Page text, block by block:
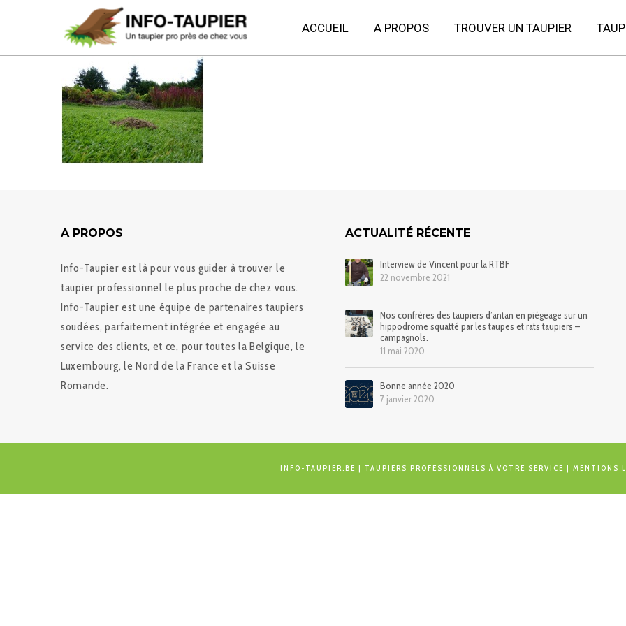
ACCUEIL A PROPOS TROUVER UN TAUPIER
A PROPOS
Info-Taupier est là pour vous guider à trouver le
taupier professionnel le plus proche de chez vous.
Info-Taupier est une équipe de partenaires taupiers
soudées, parfaitement intégrée et engagée au
service des clients, et ce, pour toutes la Belgique, le
Luxembourg, le Nord de la France et la Suisse
Romande.
ACTUALITÉ RÉCENTE
Interview de Vincent pour la RTBF
22 novembre 2021
Nos confrères des taupiers d’antan en piégeage sur un
hippodrome squatté par les taupes et rats taupiers –
campagnols.
11 mai 2020
Bonne année 2020
7 janvier 2020
INFO-TAUPIER.BE | TAUPIERS PROFESSIONNELS À VOTRE SERVICE | MENTIONS